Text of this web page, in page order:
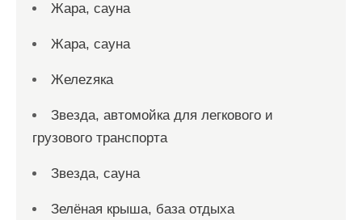
Жара, сауна
Жара, сауна
Желеzяка
Звезда, автомойка для легкового и
грузового транспорта
Звезда, сауна
Зелёная крыша, база отдыха